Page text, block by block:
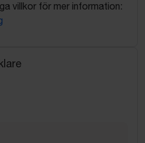
villkor för mer information: